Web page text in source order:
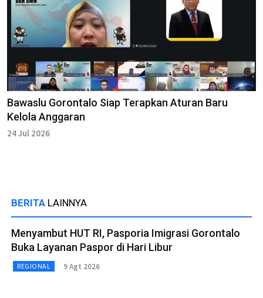
Bawaslu Gorontalo Siap Terapkan Aturan Baru
Kelola Anggaran
24 Jul 2026
BERITA LAINNYA
Menyambut HUT RI, Pasporia Imigrasi Gorontalo
Buka Layanan Paspor di Hari Libur
REGIONAL 9 Agt 2026